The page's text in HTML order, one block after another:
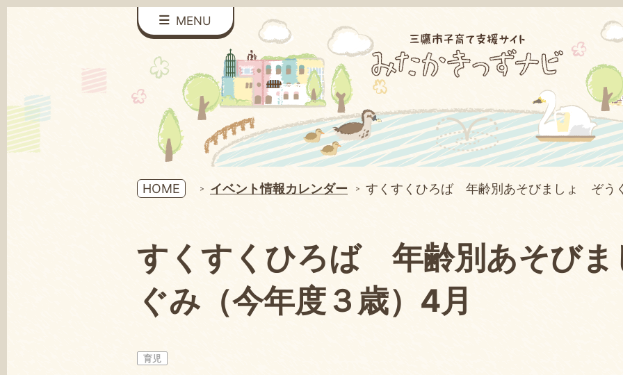
MENU
HOME イベント情報カレンダー すくすくひろば 年齢別あそびましょ ぞう
すくすくひろば 年齢別あそび
ぐみ（今年度３歳）4月
育児